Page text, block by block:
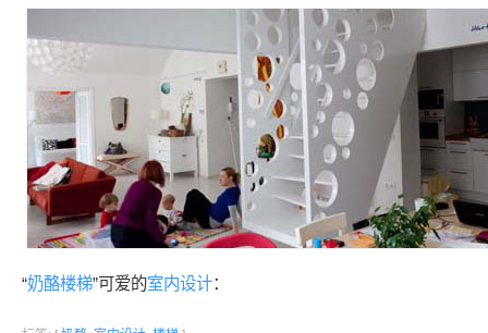
“奶酪楼梯”可爱的室内设计：